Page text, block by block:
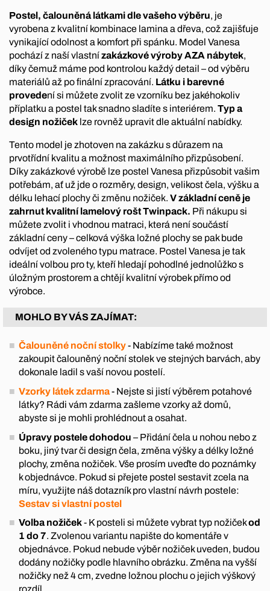
Postel, čalouněná látkami dle vašeho výběru, je
vyrobena z kvalitní kombinace lamina a dřeva, což zajišťuje
vynikající odolnost a komfort při spánku. Model Vanesa
pochází z naší vlastnízakázkové výroby AZA nábytek,
díky čemuž máme pod kontrolou každý detail – od výběru
materiálů až po finální zpracování. Látku i barevné
provedení si můžete zvolit ze vzorníku bez jakéhokoliv
příplatku a postel tak snadno sladíte s interiérem. Typ a
design nožiček lze rovněž upravit dle aktuální nabídky.
Tento model je zhotoven na zakázku s důrazem na
prvotřídní kvalitu a možnost maximálního přizpůsobení.
Díky zakázkové výrobě lze postel Vanesa přizpůsobit vašim
potřebám, ať už jde o rozměry, design, velikost čela, výšku a
délku lehací plochy či změnu nožiček. V základní ceně je
zahrnut kvalitní lamelový rošt Twinpack. Při nákupu si
můžete zvolit i vhodnou matraci, která není součástí
základní ceny – celková výška ložné plochy se pak bude
odvíjet od zvoleného typu matrace. Postel Vanesa je tak
ideální volbou pro ty, kteří hledají pohodlné jednolůžko s
úložným prostorem a chtějí kvalitní výrobek přímo od
výrobce.
MOHLO BY VÁS ZAJÍMAT:
Čalouněné noční stolky- Nabízíme také možnost
zakoupit čalouněný noční stolek ve stejných barvách, aby
dokonale ladil s vaší novou postelí.
Vzorky látek zdarma- Nejste si jistí výběrem potahové
látky? Rádi vám zdarma zašleme vzorky až domů,
abyste si je mohli prohlédnout a osahat.
Úpravy postele dohodou – Přidání čela u nohou nebo z
boku, jiný tvar či design čela, změna výšky a délky ložné
plochy, změna nožiček. Vše prosím uveďte do poznámky
k objednávce. Pokud si přejete postel sestavit zcela na
míru, využijte náš dotazník pro vlastní návrh postele:
Sestav si vlastní postel
Volba nožiček- K posteli si můžete vybrat typ nožičekod
1 do 7. Zvolenou variantu napište do komentáře v
objednávce. Pokud nebude výběr nožiček uveden, budou
dodány nožičky podle hlavního obrázku. Změna na vyšší
nožičky než 4 cm, zvedne ložnou plochu o jejich výškový